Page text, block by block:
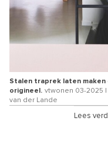
Stalen traprek laten maken
origineel. vtwonen 03-2025
van der Lande
Lees